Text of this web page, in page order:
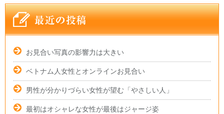
お見合い写真の影響力は大きい
ベトナム人女性とオンラインお見合い
男性が分かりづらい女性が望む「やさしい人」
最初はオシャレな女性が最後はジャージ姿